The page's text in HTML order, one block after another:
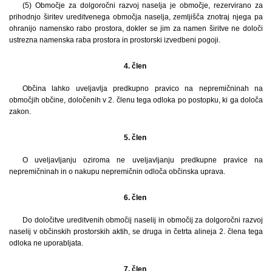
(5) Območje za dolgoročni razvoj naselja je območje, rezervirano za
prihodnjo širitev ureditvenega območja naselja, zemljišča znotraj njega pa
ohranijo namensko rabo prostora, dokler se jim za namen širitve ne določi
ustrezna namenska raba prostora in prostorski izvedbeni pogoji.
4. člen
Občina lahko uveljavlja predkupno pravico na nepremičninah na
območjih občine, določenih v 2. členu tega odloka po postopku, ki ga določa
zakon.
5. člen
O uveljavljanju oziroma ne uveljavljanju predkupne pravice na
nepremičninah in o nakupu nepremičnin odloča občinska uprava.
6. člen
Do določitve ureditvenih območij naselij in območij za dolgoročni razvoj
naselij v občinskih prostorskih aktih, se druga in četrta alineja 2. člena tega
odloka ne uporabljata.
7. člen